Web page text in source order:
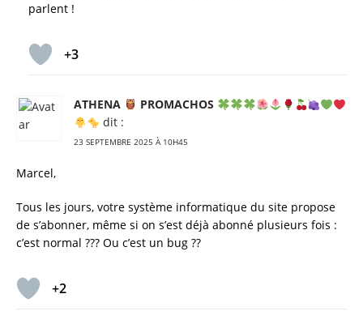
parlent !
+3
ATHENA
PROMACHOS
dit :
23 SEPTEMBRE 2025 À 10H45
Marcel,
Tous les jours, votre système informatique du site propose
de s’abonner, même si on s’est déjà abonné plusieurs fois :
c’est normal ??? Ou c’est un bug ??
+2